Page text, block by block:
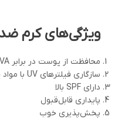
ویژگی‌های کرم
محافظت از پوست در برابر UVA و UVB
سازگاری فیلترهای UV با مواد پایه
دارای SPF بالا
پایداری قابل‌قبول
پخش‌پذیری خوب